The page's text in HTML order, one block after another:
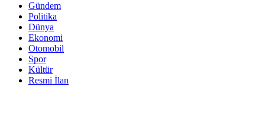
Gündem
Politika
Dünya
Ekonomi
Otomobil
Spor
Kültür
Resmi İlan